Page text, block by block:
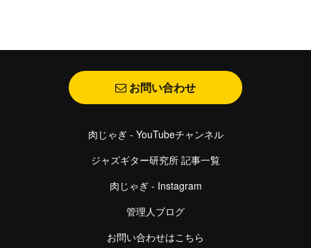
お問い合わせ
肉じゃぎ - YouTubeチャンネル
ジャズギター研究所 記事一覧
肉じゃぎ - Instagram
管理人ブログ
お問い合わせはこちら